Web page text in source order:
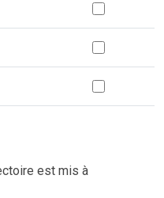
est mis à